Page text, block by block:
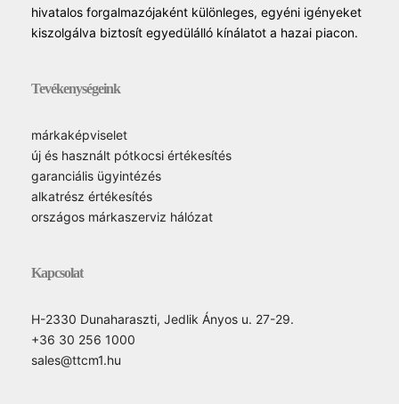
hivatalos forgalmazójaként különleges, egyéni igényeket
kiszolgálva biztosít egyedülálló kínálatot a hazai piacon.
Tevékenységeink
márkaképviselet
új és használt pótkocsi értékesítés
garanciális ügyintézés
alkatrész értékesítés
országos márkaszerviz hálózat
Kapcsolat
H-2330 Dunaharaszti, Jedlik Ányos u. 27-29.
+36 30 256 1000
sales@ttcm1.hu